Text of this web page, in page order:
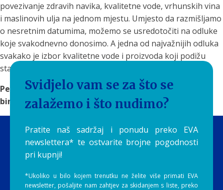
povezivanje zdravih navika, kvalitetne vode, vrhunskih vina
i maslinovih ulja na jednom mjestu. Umjesto da razmišljamo
o nesretnim datumima, možemo se usredotočiti na odluke
koje svakodnevno donosimo. A jedna od najvažnijih odluka
svakako je izbor kvalitetne vode i proizvoda koji podižu
standard života.
Petak 13. tako postaje samo još jedan dan u kojem
biramo zdravlje, ravnotežu i kvalitetu.
Svidjelo vam se za što se
zalažemo i što nudimo?
Pratite naš sadržaj i ponudu preko EVA
newslettera* te ostvarite brojne pogodnosti
pri kupnji!
*Ukoliko u bilo kojem trenutku ne želite više primati EVA
newsletter, pošaljite nam zahtjev za skidanjem s liste, preko